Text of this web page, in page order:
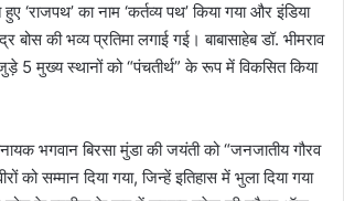
‘राजपथ’ का नाम ‘कर्तव्य पथ’ किया गया और इंडिया
बोस की भव्य प्रतिमा लगाई गई। बाबासाहेब डॉ. भीमराव
मुख्य स्थानों को “पंचतीर्थ” के रूप में विकसित किया
भगवान बिरसा मुंडा की जयंती को “जनजातीय गौरव
को सम्मान दिया गया, जिन्हें इतिहास में भुला दिया गया